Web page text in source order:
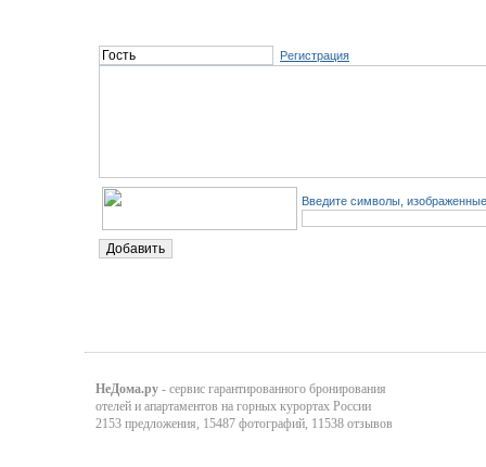
Регистрация
Введите символы,
НеДома.ру - сервис гарантированного бронирования
отелей и апартаментов на горных курортах России
2153 предложения, 15487 фотографий, 11538 отзывов